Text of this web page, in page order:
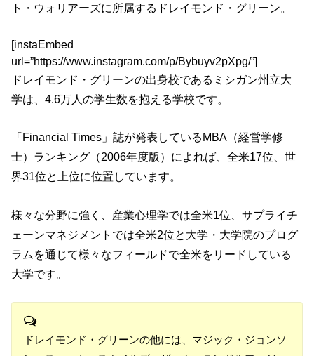
ト・ウォリアーズに所属するドレイモンド・グリーン。
[instaEmbed
url=”https://www.instagram.com/p/Bybuyv2pXpg/”]
ドレイモンド・グリーンの出身校であるミシガン州立大
学は、4.6万人の学生数を抱える学校です。
「Financial Times」誌が発表しているMBA（経営学修
士）ランキング（2006年度版）によれば、全米17位、世
界31位と上位に位置しています。
様々な分野に強く、産業心理学では全米1位、サプライチ
ェーンマネジメントでは全米2位と大学・大学院のプログ
ラムを通じて様々なフィールドで全米をリードしている
大学です。
ドレイモンド・グリーンの他には、マジック・ジョンソ